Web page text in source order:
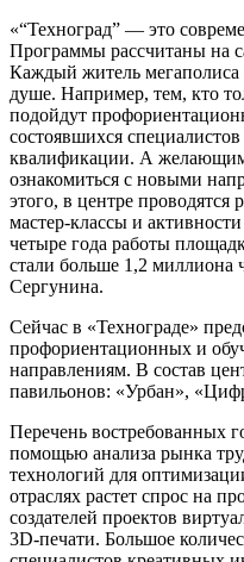
«“Техноград” — это
Программы рассчитаны на
Каждый житель мегаполиса
душе. Например, тем, кто
подойдут
состоявшихся
квалификации. А желающим
ознакомиться с новыми
этого, в центре проводятся
мастер-классы и
четыре года работы
стали больше 1,2 миллиона
Сергунина.
Сейчас в «Технограде»
профориентационных и
направлениям. В состав
павильонов: «Урбан»,
Перечень востребованных
помощью анализа рынка
технологий для
отраслях растет спрос на
создателей проектов
3D-печати. Большое